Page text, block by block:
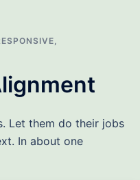
,
Let them do their jobs
In about one